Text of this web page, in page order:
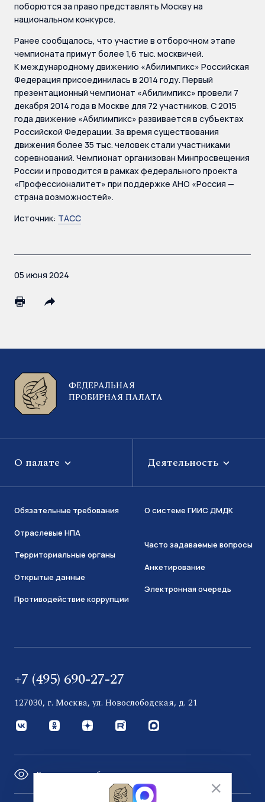
поборются за право представлять Москву на
национальном конкурсе.
Ранее сообщалось, что участие в отборочном этапе
чемпионата примут более 1,6 тыс. москвичей.
К международному движению «Абилимпикс» Российская
Федерация присоединилась в 2014 году. Первый
презентационный чемпионат «Абилимпикс» провели 7
декабря 2014 года в Москве для 72 участников. С 2015
года движение «Абилимпикс» развивается в субъектах
Российской Федерации. За время существования
движения более 35 тыс. человек стали участниками
соревнований. Чемпионат организован Минпросвещения
России и проводится в рамках федерального проекта
«Профессионалитет» при поддержке АНО «Россия —
страна возможностей».
Источник: ТАСС
05 июня 2024
ФЕДЕРАЛЬНАЯ
ПРОБИРНАЯ ПАЛАТА
О палате Деятельность
Обязательные требования
Отраслевые НПА
Территориальные органы
Открытые данные
Противодействие коррупции
О системе ГИИС ДМДК
Часто задаваемые вопросы
Анкетирование
Электронная очередь
+7 (495) 690-27-27
127030, г. Москва, ул. Новослободская, д. 21
Версия для слабовидящих